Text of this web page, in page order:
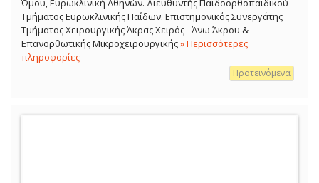
Ώμου, Ευρωκλινική Αθηνών. Διευθυντής Παιδοορθοπαιδικού
Τμήματος Ευρωκλινικής Παίδων. Επιστημονικός Συνεργάτης
Τμήματος Χειρουργικής Άκρας Χειρός - Άνω Άκρου &
Επανορθωτικής Μικροχειρουργικής» Περισσότερες
πληροφορίες
Προτεινόμενα